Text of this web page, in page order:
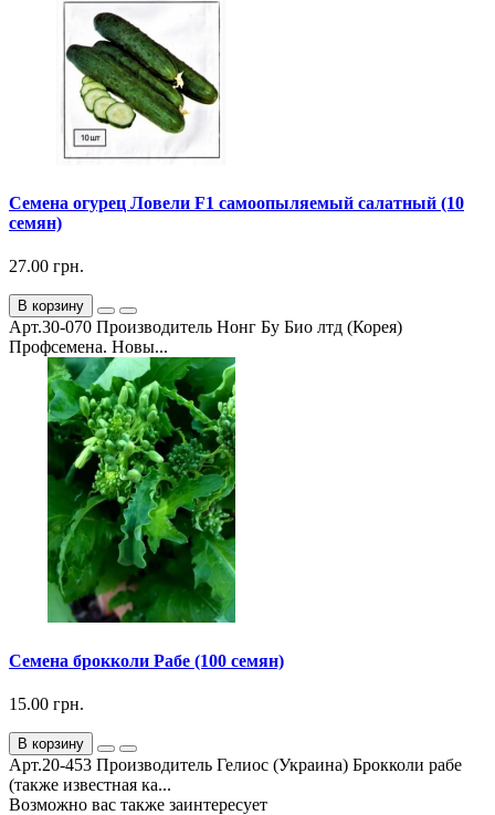
Семена огурец Ловели F1 самоопыляемый салатный (10
семян)
27.00 грн.
В корзину
Арт.30-070 Производитель Нонг Бу Био лтд (Корея)
Профсемена. Новы...
Семена брокколи Рабе (100 семян)
15.00 грн.
В корзину
Арт.20-453 Производитель Гелиос (Украина) Брокколи рабе
(также известная ка...
Возможно вас также заинтересует